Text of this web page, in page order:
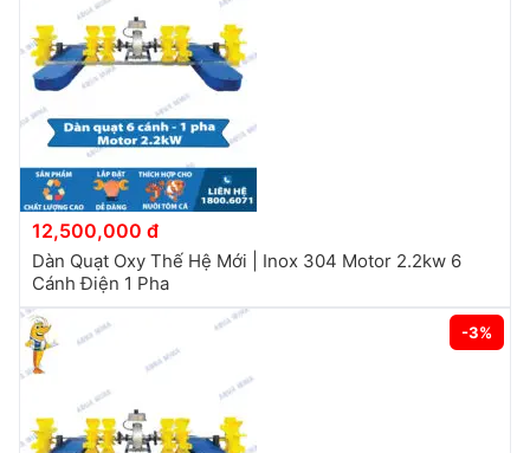
12,500,000 đ
Dàn Quạt Oxy Thế Hệ Mới | Inox 304 Motor 2.2kw 6
Cánh Điện 1 Pha
-3%